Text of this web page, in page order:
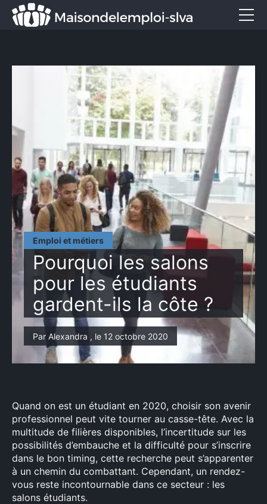
Emploi et métiers
Pourquoi les salons
pour les étudiants
gardent-ils la côte ?
Par Alexandra , le 12 octobre 2020
Quand on est un étudiant en 2020, choisir son avenir
professionnel peut vite tourner au casse-tête. Avec la
multitude de filières disponibles, l’incertitude sur les
possibilités d’embauche et la difficulté pour s’inscrire
dans le bon timing, cette recherche peut s’apparenter
à un chemin du combattant. Cependant, un rendez-
vous reste incontournable dans ce secteur : les
salons étudiants.
Formation
CONTACT